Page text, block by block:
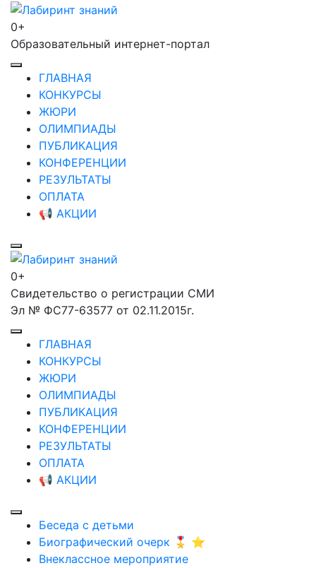
Перейти
содержимому
Enter)
Лабиринт знаний
0+
Образовательный интернет-портал
ГЛАВНАЯ
КОНКУРСЫ
ЖЮРИ
ОЛИМПИАДЫ
ПУБЛИКАЦИЯ
КОНФЕРЕНЦИИ
РЕЗУЛЬТАТЫ
ОПЛАТА
📢 АКЦИИ
Лабиринт знаний
0+
Свидетельство о регистрации СМИ
Эл № ФС77-63577 от 02.11.2015г.
ГЛАВНАЯ
КОНКУРСЫ
ЖЮРИ
ОЛИМПИАДЫ
ПУБЛИКАЦИЯ
КОНФЕРЕНЦИИ
РЕЗУЛЬТАТЫ
ОПЛАТА
📢 АКЦИИ
Беседа с детьми
Биографический очерк 🎖️ ⭐
Внеклассное мероприятие